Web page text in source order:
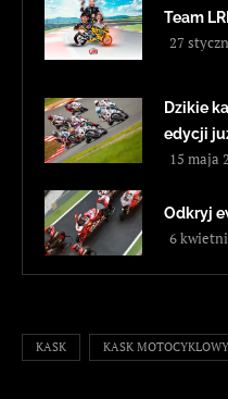
Team
27
Dzikie
edycji
15 maja
Odkryj
6
KASK KASK MOTOCYKLOWY